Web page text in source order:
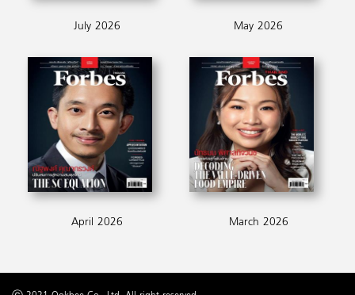
July 2026 May 2026
April 2026 March 2026